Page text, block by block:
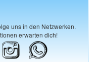
uns in den Netzwerken.
erwarten dich!